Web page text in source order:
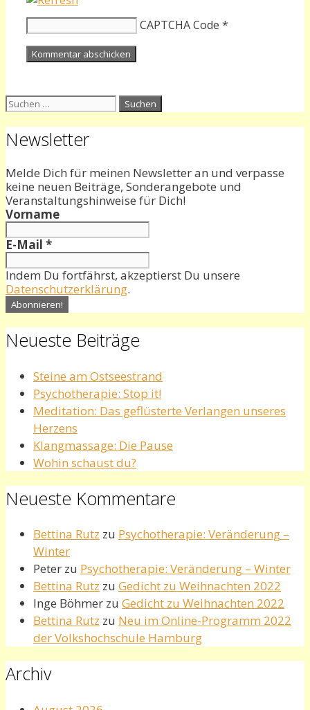
CAPTCHA Code *
Suchen
Newsletter
Melde Dich für meinen Newsletter an und verpasse
keine neuen Beiträge, Sonderangebote und
Veranstaltungshinweise für Dich!
Vorname
E-Mail *
Indem Du fortfährst, akzeptierst Du unsere
Datenschutzerklärung.
Neueste Beiträge
Steine am Ostseestrand
Psychotherapie: Stop it!
Meditation: Das geflüsterte Verlangen unseres
Herzens
Klangmassage: Die Pause
Wohin schaust du?
Neueste Kommentare
Bettina Rutz zu Psychotherapie: Veränderung –
Winter
Peter zu Psychotherapie: Veränderung – Winter
Bettina Rutz zu Gedicht zu Weihnachten 2022
Inge Böhmer zu Gedicht zu Weihnachten 2022
Bettina Rutz zu Neu im Online-Programm 2022
der Volkshochschule Hamburg
Archiv